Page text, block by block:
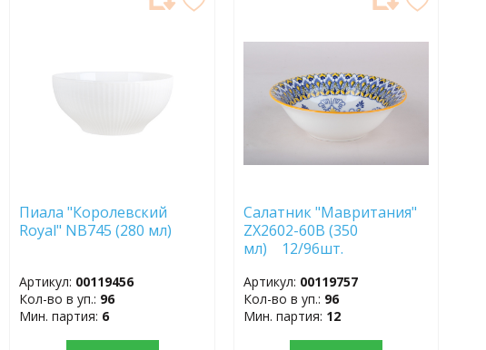
Пиала "Королевский
Royal" NB745 (280 мл)
Артикул: 00119456
Кол-во в уп.: 96
Мин. партия: 6
ИЗБРАННОЕ
Салатник "Мавритания"
ZX2602-60B (350
мл) 12/96шт.
Артикул: 00119757
Кол-во в уп.: 96
Мин. партия: 12